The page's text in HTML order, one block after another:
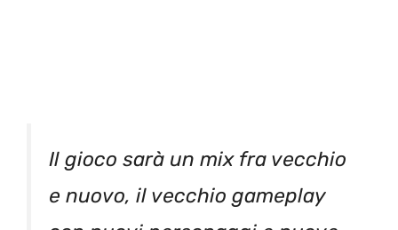
Il gioco sarà un mix fra vecchio
e nuovo, il vecchio gameplay